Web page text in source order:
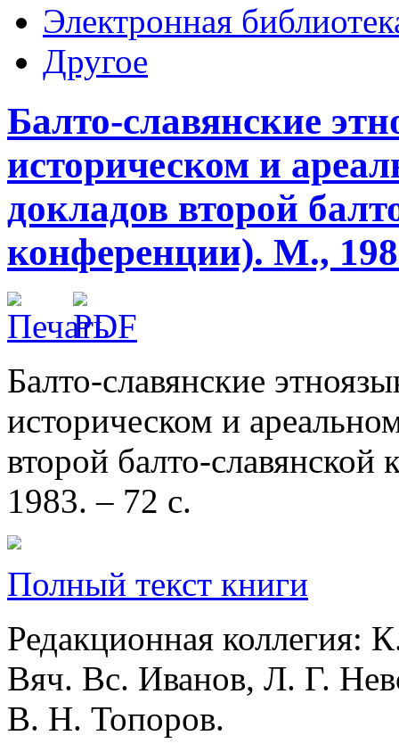
Электронная
Другое
Балто-славянские
историческом и
докладов второй
конференции). М.,
Балто-славянские
историческом и
второй балто-
1983. – 72 с.
Полный текст книги
Редакционная коллегия:
Вяч. Вс. Иванов, Л. Г.
В. Н. Топоров.